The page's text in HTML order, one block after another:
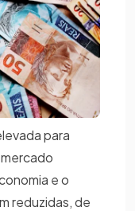
para
e o
reduzidas, de